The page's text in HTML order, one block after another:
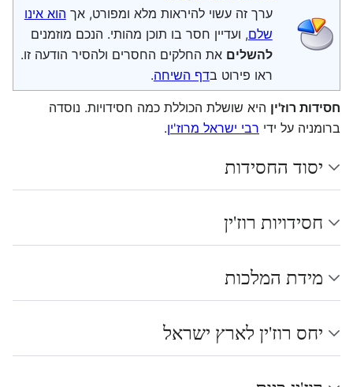
ערך זה עשוי להיראות מלא ומפורט, אך הוא אינו
שלם, ועדיין חסר בו תוכן מהותי. הנכם מוזמנים
להשלים את החלקים החסרים ולהסיר הודעה זו.
ראו פירוט בדף השיחה.
חסידות רוז'ין היא שושלת הכוללת כמה חסידויות. נוסדה
ברומניה על ידי רבי ישראל מרוז'ין.
יסוד החסידות
חסידויות רוז'ין
מידת המלכות
יחס רוז'ין לארץ ישראל